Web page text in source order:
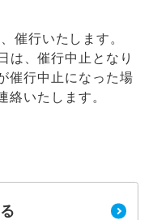
催行いたします。
は、催行中止となり
催行中止になった場
絡いたします。